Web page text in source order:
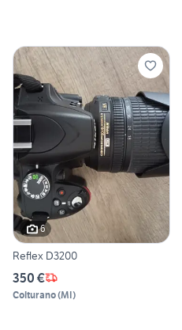
6
Reflex D3200
350 €
Colturano(MI)